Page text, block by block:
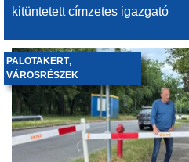
kitüntetett címzetes igazgató
PALOTAKERT,
VÁROSRÉSZEK